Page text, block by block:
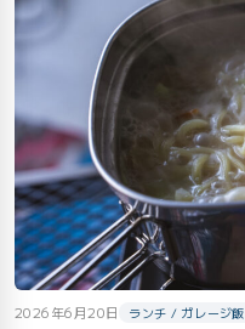
2026年6月20日 ランチ / ガレージ飯